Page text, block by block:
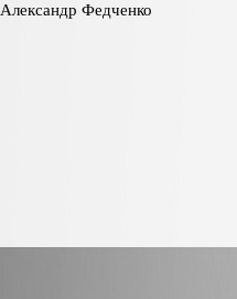
Александр Федченко